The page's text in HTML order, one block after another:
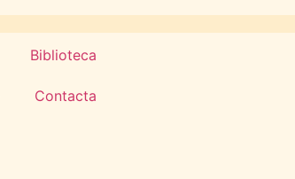
Biblioteca
Contacta